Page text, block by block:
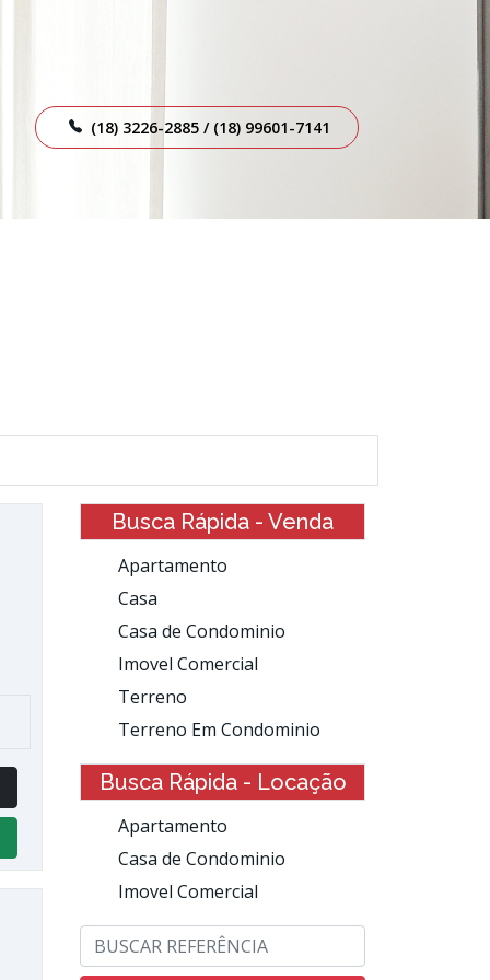
(18) 3226-2885 / (18) 99601-7141
Busca Rápida - Venda
Apartamento
Casa
Casa de Condominio
Imovel Comercial
Terreno
Terreno Em Condominio
Busca Rápida - Locação
Apartamento
Casa de Condominio
Imovel Comercial